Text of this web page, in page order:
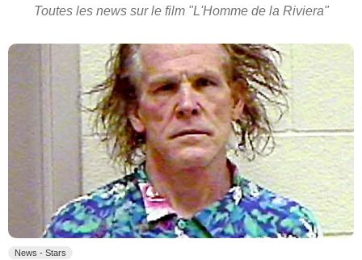
Toutes les news sur le film "L'Homme de la Riviera"
News - Stars